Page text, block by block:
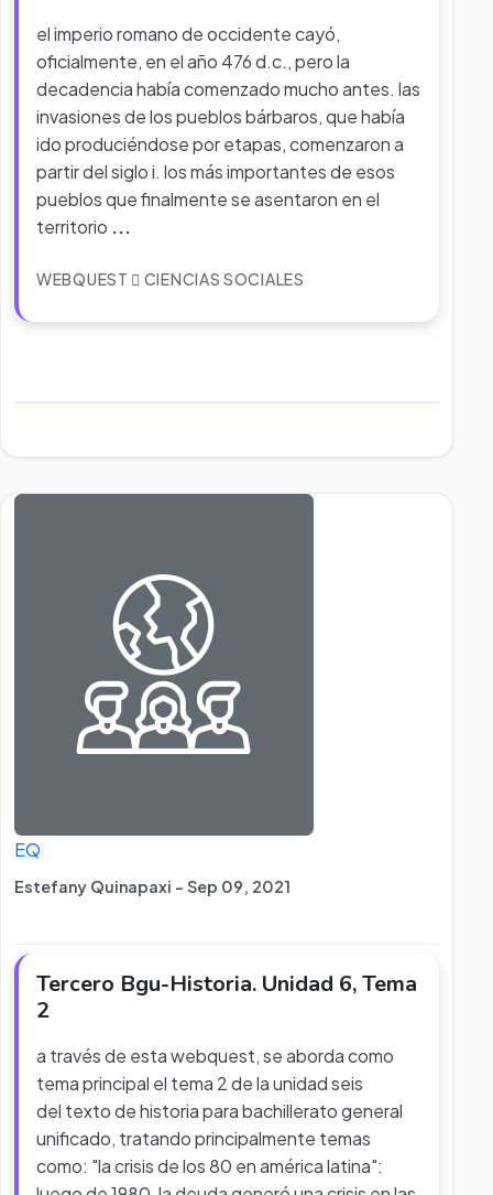
el imperio romano de occidente cayó,
oficialmente, en el año 476 d.c., pero la
decadencia había comenzado mucho antes. las
invasiones de los pueblos bárbaros, que había
ido produciéndose por etapas, comenzaron a
partir del siglo i. los más importantes de esos
pueblos que finalmente se asentaron en el
territorio ...
WEBQUEST CIENCIAS SOCIALES
EQ
Estefany Quinapaxi - Sep 09, 2021
Tercero Bgu-Historia. Unidad 6, Tema
2
a través de esta webquest, se aborda como
tema principal el tema 2 de la unidad seis
del texto de historia para bachillerato general
unificado, tratando principalmente temas
como: "la crisis de los 80 en américa latina":